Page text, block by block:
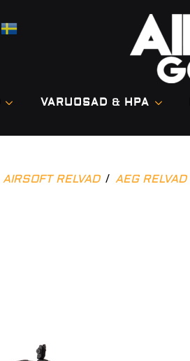
VARUOSAD & HPA
AIRSOFT RELVAD AEG RELVAD